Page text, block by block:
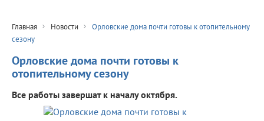
Главная Новости
Орловские дома почти готовы к отопительному
сезону
Орловские дома почти готовы к
отопительному сезону
Все работы завершат к началу октября.